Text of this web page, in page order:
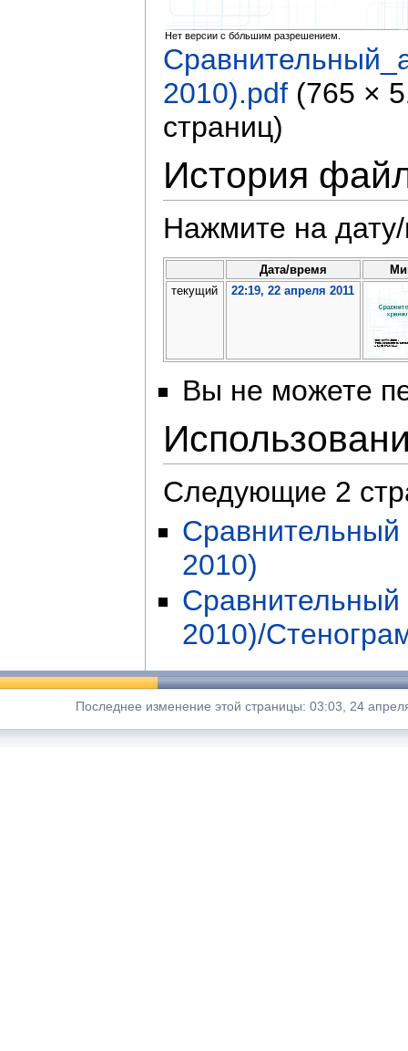
Нет версии с бо́льшим разрешением.
2010).pdf (765 ×
страниц)
История
Нажмите на
Дата/время
текущий
22:19, 22 апреля 2011
Вы не можете
Следующие 2
2010)
2010)/
Последнее изменение этой страницы: 03:03, 24